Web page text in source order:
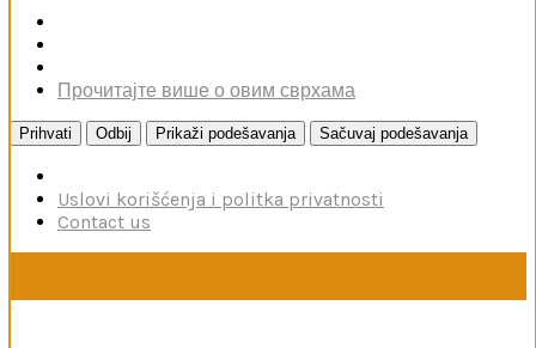
Прочитајте више о овим сврхама
Prihvati Odbij Prikaži podešavanja Sačuvaj podešavanja
Uslovi korišćenja i politka privatnosti
Contact us